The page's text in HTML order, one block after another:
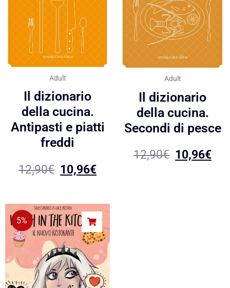
Adult
Il dizionario
della cucina.
Antipasti e piatti
freddi
12,90€ 10,96€
Adult
Il dizionario
della cucina.
Secondi di pesce
12,90€ 10,96€
5%